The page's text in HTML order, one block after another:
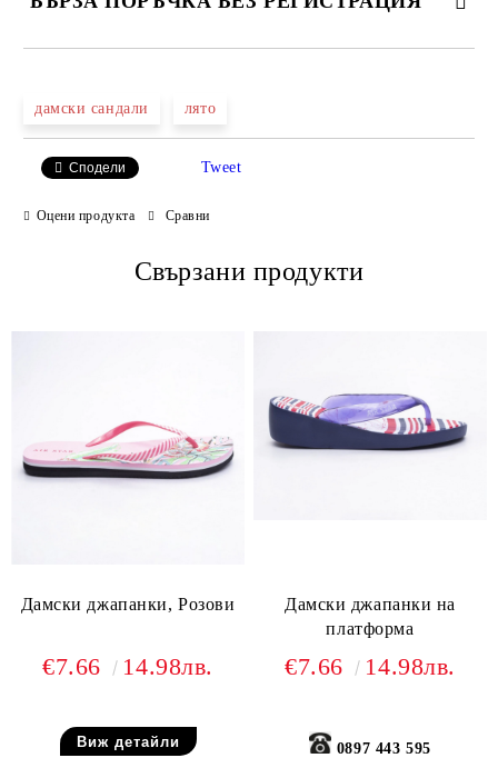
Ние ще се свържем с вас в рамките на работния ден.
дамски сандали лято
Сподели Tweet
Оцени продукта Сравни
Свързани продукти
Дамски джапанки, Розови
€7.66 14.98лв.
Виж детайли
Дамски джапанки на
платформа
€7.66 14.98лв.
0897 443 595